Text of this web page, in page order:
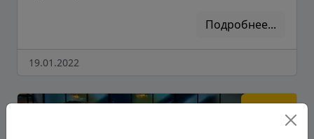
Подробнее...
19.01.2022
Сезон 1
Серия 8